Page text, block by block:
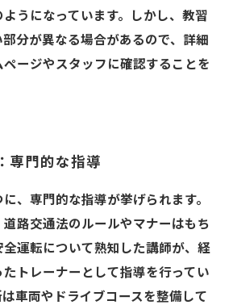
うになっています。しかし、教習
分が異なる場合があるので、詳細
ージやスタッフに確認することを
専門的な指導
、専門的な指導が挙げられます。
路交通法のルールやマナーはもち
運転について熟知した講師が、経
トレーナーとして指導を行ってい
車両やドライブコースを整備して